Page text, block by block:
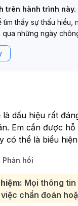
trên hành trình này.
thấy sự thấu hiểu,
những ngày
là dấu hiệu rất
Em cần được
có thể là biểu
có ý định làm hại
thân đưa đến
người em tin
mình. Em không
Phản hồi
Mọi thông
chẩn đoán